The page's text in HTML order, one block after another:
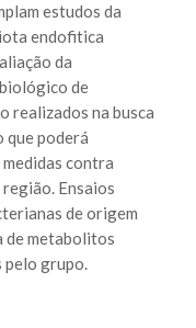
estudos da
endofitica
da
de
realizados na busca
que poderá
contra
Ensaios
de origem
de metabolitos
pelo grupo.